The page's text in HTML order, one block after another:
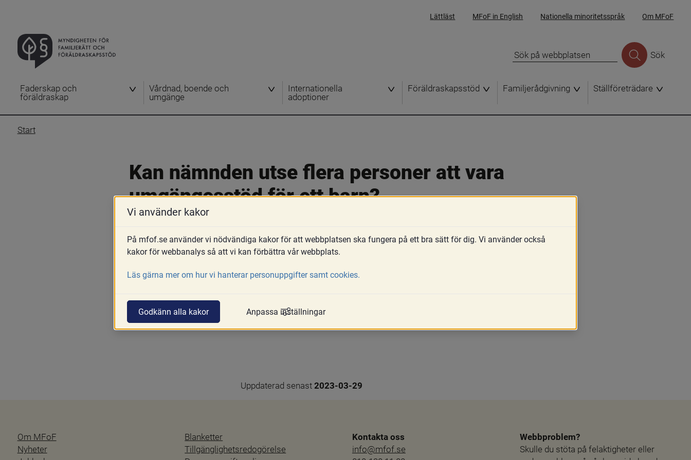
Lättläst MFoF in English Nationella minoritetsspråk Om MFoF
Sök
Faderskap och
föräldraskap
Vårdnad, boende och
umgänge
Internationella
adoptioner
Föräldraskapsstöd Familjerådgivning Ställföreträdare
Start
Kan nämnden utse flera personer att vara
umgängesstöd för ett barn?
umgänget ska kunna genomföras på det sätt som barnet har behov av (HSLF-FS 2017:51). Nämnden kan även, om
Domstolens beslut behöver i sådana fall inte omprövas (se prop. 2009/10:192 s. 31. Det gäller t.ex. om
umgängesstöd inte kan fullfölja uppdraget på det sätt som det ursprungligen var tänkt.
Uppdaterad senast 2023-03-29
Om MFoF
Nyheter
Blanketter
Tillgänglighetsredogörelse
Kontakta oss
info@mfof.se
Webbproblem?
Skulle du stöta på felaktigheter eller
Vi använder kakor
På mfof.se använder vi nödvändiga kakor för att webbplatsen ska fungera på ett bra sätt för dig. Vi använder också
kakor för webbanalys så att vi kan förbättra vår webbplats.
Läs gärna mer om hur vi hanterar personuppgifter samt cookies.
Godkänn alla kakor Anpassa inställningar